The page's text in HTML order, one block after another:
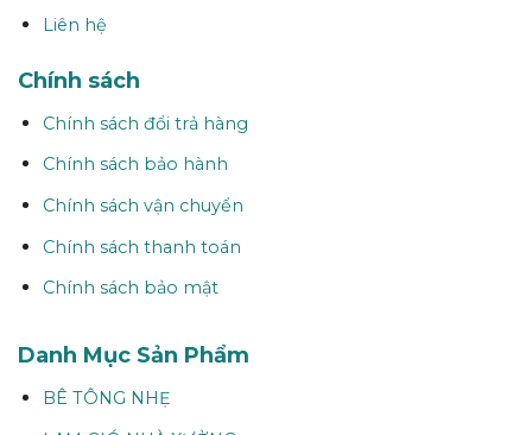
Liên hệ
Chính sách
Chính sách đổi trả hàng
Chính sách bảo hành
Chính sách vận chuyển
Chính sách thanh toán
Chính sách bảo mật
Danh Mục Sản Phẩm
BÊ TÔNG NHẸ